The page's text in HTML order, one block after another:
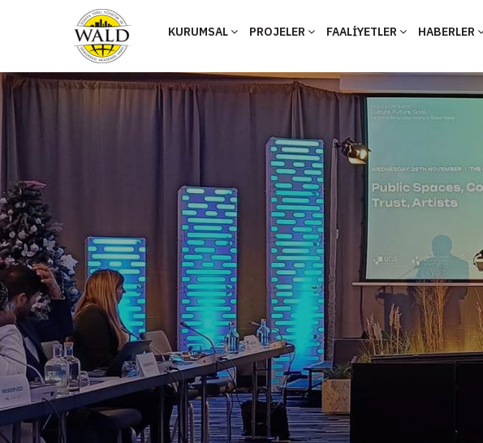
KURUMSAL PROJELER FAALİYETLER HABERLER